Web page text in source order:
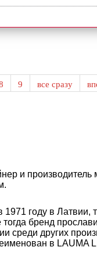
9 все сразу
и
1971 году в
бренд
среди других
в LAUMA